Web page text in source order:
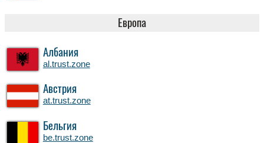
Европа
Албания
al.trust.zone
Австрия
at.trust.zone
Бельгия
be.trust.zone